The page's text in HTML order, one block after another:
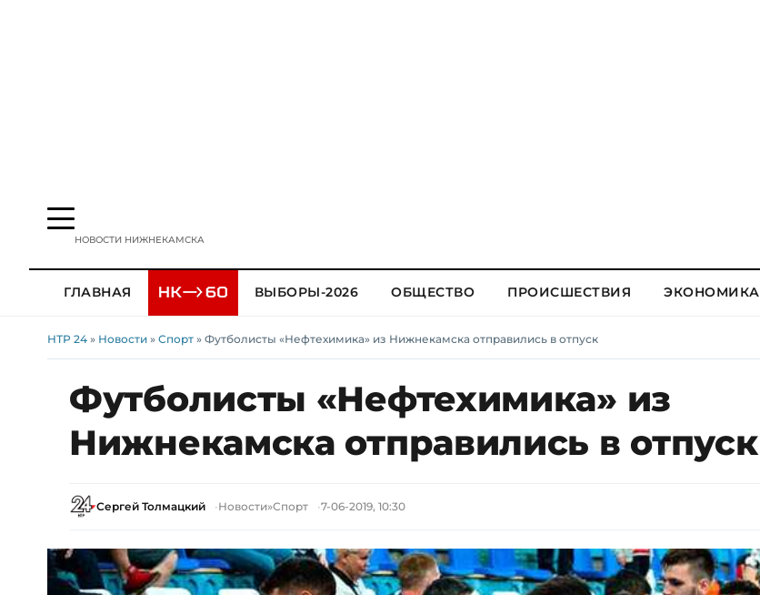
НОВОСТИ НИЖНЕКАМСКА
ГЛАВНАЯ ВЫБОРЫ-2026 ОБЩЕСТВО ПРОИСШЕСТВИЯ ЭКОНОМИКА
НТР 24 » Новости » Спорт » Футболисты «Нефтехимика» из Нижнекамска отправились в отпуск
Футболисты «Нефтехимика» из
Нижнекамска отправились в отпуск
Сергей Толмацкий Новости»Спорт 7-06-2019, 10:30